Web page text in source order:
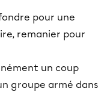
pour une
remanier pour
un coup
groupe armé dans